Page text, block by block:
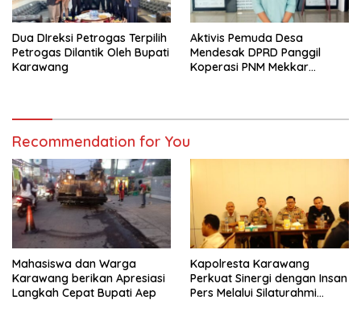
Dua DIreksi Petrogas Terpilih
Petrogas Dilantik Oleh Bupati
Karawang
Aktivis Pemuda Desa
Mendesak DPRD Panggil
Koperasi PNM Mekkar
Recommendation for You
Mahasiswa dan Warga
Karawang berikan Apresiasi
Langkah Cepat Bupati Aep
Kapolresta Karawang
Perkuat Sinergi dengan Insan
Pers Melalui Silaturahmi